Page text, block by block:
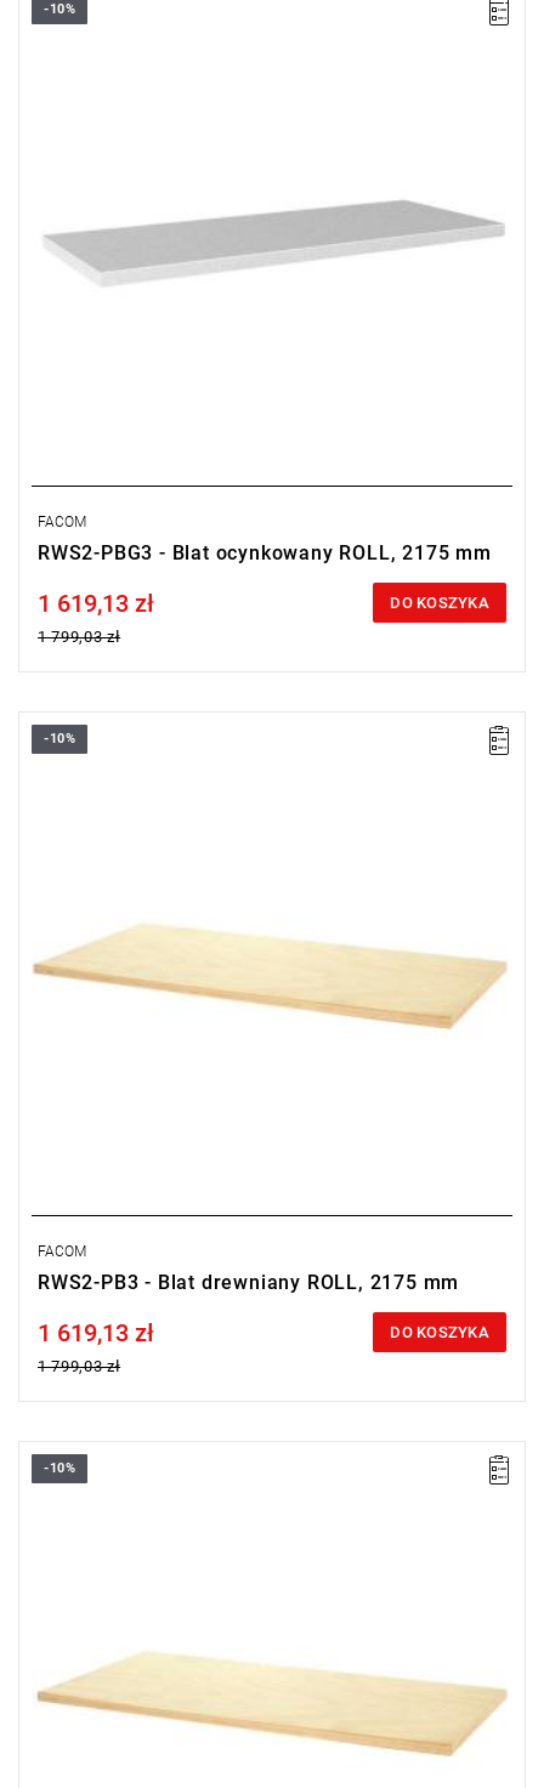
-10%
FACOM
RWS2-PBG3 - Blat ocynkowany ROLL, 2175 mm
Price tax included
1 619,13 zł
1 799,03 zł
DO KOSZYKA
-10%
FACOM
RWS2-PB3 - Blat drewniany ROLL, 2175 mm
Price tax included
1 619,13 zł
1 799,03 zł
DO KOSZYKA
-10%